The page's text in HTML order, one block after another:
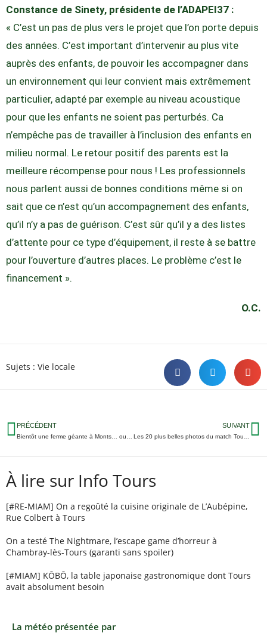
Constance de Sinety, présidente de l’ADAPEI37 :
« C’est un pas de plus vers le projet que l’on porte depuis
des années. C’est important d’intervenir au plus vite
auprès des enfants, de pouvoir les accompagner dans
un environnement qui leur convient mais extrêmement
particulier, adapté par exemple au niveau acoustique
pour que les enfants ne soient pas perturbés. Ca
n’empêche pas de travailler à l’inclusion des enfants en
milieu normal. Le retour positif des parents est la
meilleure récompense pour nous ! Les professionnels
nous parlent aussi de bonnes conditions même si on
sait que ce n’est qu’un accompagnement des enfants,
qu’il n’y a pas de guérison. C’est sûr qu’il y a des listes
d’attente pour ce type d’équipement, il reste à se battre
pour l’ouverture d’autres places. Le problème c’est le
financement ».
O.C.
Sujets : Vie locale
PRÉCÉDENT SUIVANT
À lire sur Info Tours
[#RE-MIAM] On a regoûté la cuisine originale de L’Aubépine,
Rue Colbert à Tours
On a testé The Nightmare, l’escape game d’horreur à
Chambray-lès-Tours (garanti sans spoiler)
[#MIAM] KŌBŌ, la table japonaise gastronomique dont Tours
avait absolument besoin
La météo présentée par